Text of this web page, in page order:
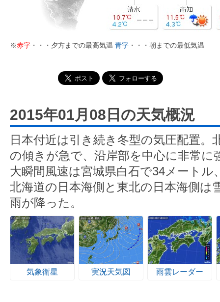
※赤字 ・・・夕方までの最高気温 青字 ・・・朝までの最低気温
2015年01月08日の天気概況
日本付近は引き続き冬型の気圧配置。
の傾きが急で、沿岸部を中心に非常に
大瞬間風速は宮城県白石で34メートル
北海道の日本海側と東北の日本海側は
雨が降った。
気象衛星 実況天気図 雨雲レーダー